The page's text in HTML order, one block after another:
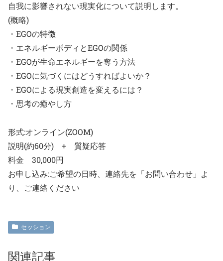
自我に影響されない現実化について説明します。
(概略)
・EGOの特徴
・エネルギーボディとEGOの関係
・EGOが生命エネルギーを奪う方法
・EGOに気づくにはどうすればよいか？
・EGOによる現実創造を変えるには？
・思考の癒やし方
形式:オンライン(ZOOM)
説明(約60分) + 質疑応答
料金 30,000円
お申し込み:ご希望の日時、連絡先を「お問い合わせ」よ
り、ご連絡ください
セッション